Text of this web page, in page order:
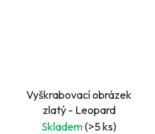
Vyškrabovací obrázek
zlatý - Leopard
Skladem(>5 ks)